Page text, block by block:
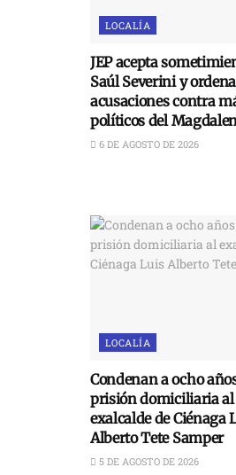
LOCALÍA
JEP acepta
Saúl Severini y
acusaciones contra
políticos del
6 DE AGOSTO DE 2026
LOCALÍA
Condenan a ocho
prisión domiciliaria al
exalcalde de Ciénaga
Alberto Tete Samper
5 DE AGOSTO DE 2026